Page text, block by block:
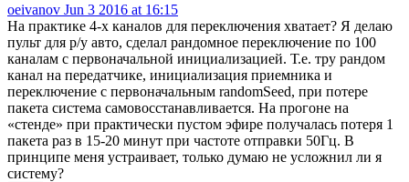
oeivanov Jun 3 2016 at 16:15
На практике 4-х каналов для переключения хватает? Я делаю
пульт для р/у авто, сделал рандомное переключение по 100
каналам с первоначальной инициализацией. Т.е. тру рандом
канал на передатчике, инициализация приемника и
переключение с первоначальным randomSeed, при потере
пакета система самовосстанавливается. На прогоне на
«стенде» при практически пустом эфире получалась потеря 1
пакета раз в 15-20 минут при частоте отправки 50Гц. В
принципе меня устраивает, только думаю не усложнил ли я
систему?